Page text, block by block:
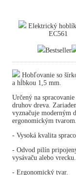
Elektrický
EC561
Bestseller
Hobľovanie so
a hĺbkou 1,5 mm.
Určený na
druhov dreva.
vyznačuje moderným
ergonomickým tvarom.
- Vysoká kvalita
- Odvod pilín
vysávaču alebo vrecku.
- Ergonomický tvar.